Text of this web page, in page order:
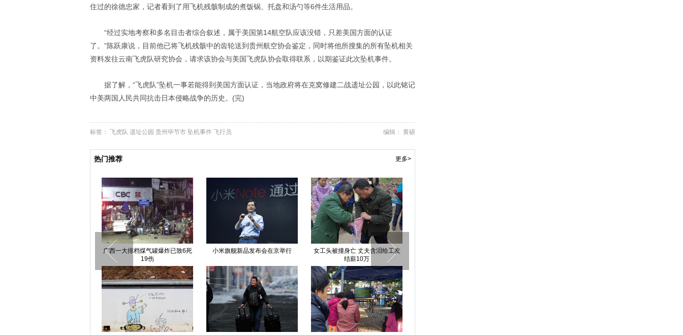
住过的徐德忠家，记者看到了用飞机残骸制成的煮饭锅、托盘和汤勺等6件生活用品。
“经过实地考察和多名目击者综合叙述，属于美国第14航空队应该没错，只差美国方面的认证
了。”陈跃康说，目前他已将飞机残骸中的齿轮送到贵州航空协会鉴定，同时将他所搜集的所有坠机相关
资料发往云南飞虎队研究协会，请求该协会与美国飞虎队协会取得联系，以期鉴证此次坠机事件。
据了解，“飞虎队”坠机一事若能得到美国方面认证，当地政府将在克窝修建二战遗址公园，以此铭记
中美两国人民共同抗击日本侵略战争的历史。(完)
编辑： 黄硕
标签： 飞虎队 遗址公园 贵州毕节市 坠机事件 飞行员
热门推荐 更多>
广西一大排档煤气罐爆炸已致6死
19伤
小米旗舰新品发布会在京举行
女工头被撞身亡 丈夫含泪给工友
结薪10万